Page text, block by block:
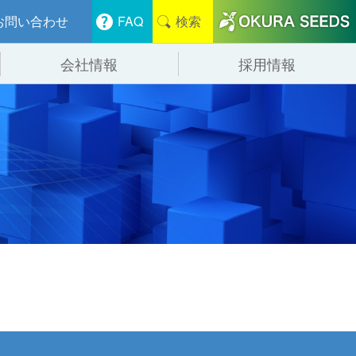
問い合わせ FAQ 検索
分けシステム
システム
ンニング・デバンニングシステム
流
品
会社情報
社概要
業紹介
採用情報